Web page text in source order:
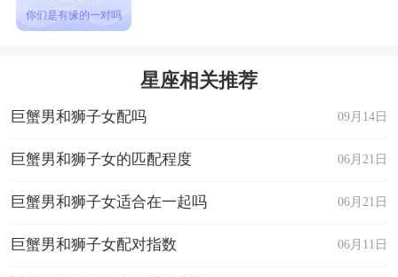
你们是有缘的一对吗
星座相关推荐
09月14日
巨蟹男和狮子女配吗
06月21日
巨蟹男和狮子女的匹配程度
06月21日
巨蟹男和狮子女适合在一起吗
06月11日
巨蟹男和狮子女配对指数